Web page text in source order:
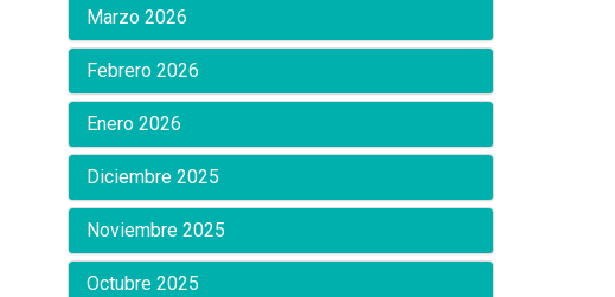
Marzo 2026
Febrero 2026
Enero 2026
Diciembre 2025
Noviembre 2025
Octubre 2025